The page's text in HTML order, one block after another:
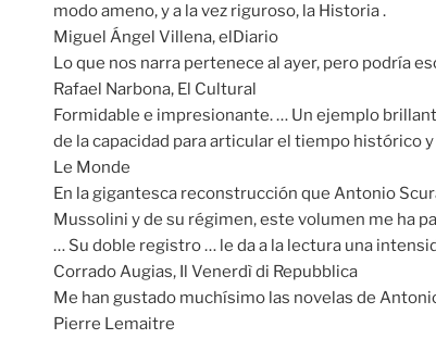
modo ameno, y a la vez riguroso, la Historia .
Miguel Ángel Villena, elDiario
Lo que nos narra pertenece al ayer, pero podría
Rafael Narbona, El Cultural
Formidable e impresionante. … Un ejemplo
de la capacidad para articular el tiempo histórico
Le Monde
En la gigantesca reconstrucción que Antonio
Mussolini y de su régimen, este volumen me ha
… Su doble registro … le da a la lectura una
Corrado Augias, Il Venerdì di Repubblica
Me han gustado muchísimo las novelas de
Pierre Lemaitre